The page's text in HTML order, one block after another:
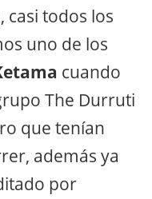
casi todos los
uno de los
cuando
The Durruti
que tenían
además ya
por